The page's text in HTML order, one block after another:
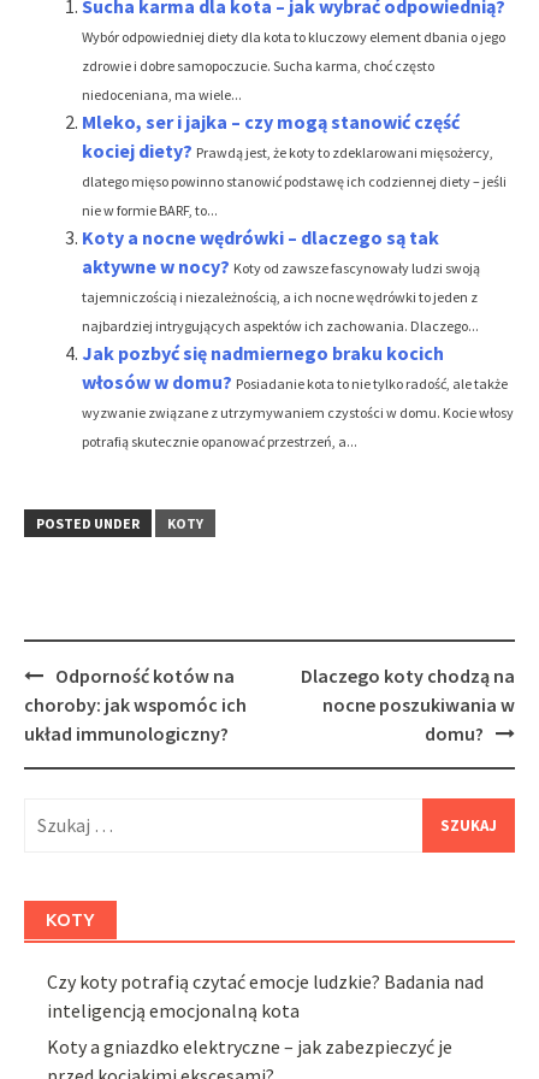
Sucha karma dla kota – jak wybrać odpowiednią?
Wybór odpowiedniej diety dla kota to kluczowy element dbania o jego
zdrowie i dobre samopoczucie. Sucha karma, choć często
niedoceniana, ma wiele...
Mleko, ser i jajka – czy mogą stanowić część
kociej diety? Prawdą jest, że koty to zdeklarowani mięsożercy,
dlatego mięso powinno stanowić podstawę ich codziennej diety – jeśli
nie w formie BARF, to...
Koty a nocne wędrówki – dlaczego są tak
aktywne w nocy? Koty od zawsze fascynowały ludzi swoją
tajemniczością i niezależnością, a ich nocne wędrówki to jeden z
najbardziej intrygujących aspektów ich zachowania. Dlaczego...
Jak pozbyć się nadmiernego braku kocich
włosów w domu? Posiadanie kota to nie tylko radość, ale także
wyzwanie związane z utrzymywaniem czystości w domu. Kocie włosy
potrafią skutecznie opanować przestrzeń, a...
POSTED UNDER KOTY
Post
navigation
Odporność kotów na
choroby: jak wspomóc ich
układ immunologiczny?
Dlaczego koty chodzą na
nocne poszukiwania w
domu?
KOTY
Czy koty potrafią czytać emocje ludzkie? Badania nad
inteligencją emocjonalną kota
Koty a gniazdko elektryczne – jak zabezpieczyć je